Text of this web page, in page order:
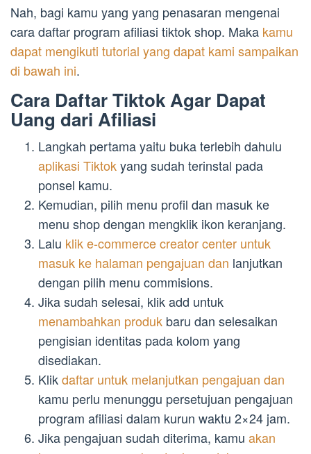
Nah, bagi kamu yang yang penasaran mengenai
cara daftar program afiliasi tiktok shop. Maka kamu
dapat mengikuti tutorial yang dapat kami sampaikan
di bawah ini.
Cara Daftar Tiktok Agar Dapat
Uang dari Afiliasi
Langkah pertama yaitu buka terlebih dahulu
aplikasi Tiktokyang sudah terinstal pada
ponsel kamu.
Kemudian, pilih menu profil dan masuk ke
menu shop dengan mengklik ikon keranjang.
Lalu klik e-commerce creator center untuk
masuk ke halaman pengajuan dan lanjutkan
dengan pilih menu commisions.
Jika sudah selesai, klik add untuk
menambahkan produk baru dan selesaikan
pengisian identitas pada kolom yang
disediakan.
Klikdaftar untuk melanjutkan pengajuan dan
kamu perlu menunggu persetujuan pengajuan
program afiliasi dalam kurun waktu 2×24 jam.
Jika pengajuan sudah diterima, kamu akan